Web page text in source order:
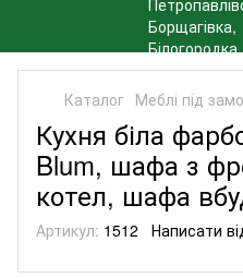
Каталог Меблі під
Кухня біла
Blum, шафа з
котел, шафа
Артикул: 1512 Написати